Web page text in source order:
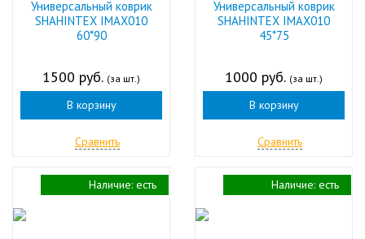
Универсальный коврик
SHAHINTEX IMAX010
60*90
1500 руб. (за шт.)
В корзину
Сравнить
Универсальный коврик
SHAHINTEX IMAX010
45*75
1000 руб. (за шт.)
В корзину
Сравнить
Наличие: есть Наличие: есть